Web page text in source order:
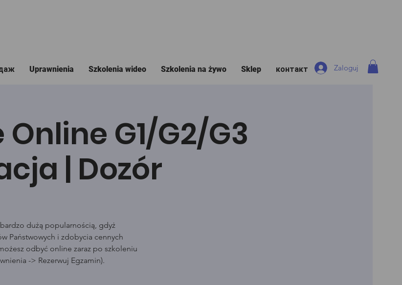
Uprawnienia Szkolenia wideo Szkolenia na żywo Sklep контакт Zaloguj
G1/G2/G3
| Dozór
dużą popularnością, gdyż
Państwowych i zdobycia cennych
odbyć online zaraz po szkoleniu
-> Rezerwuj Egzamin).